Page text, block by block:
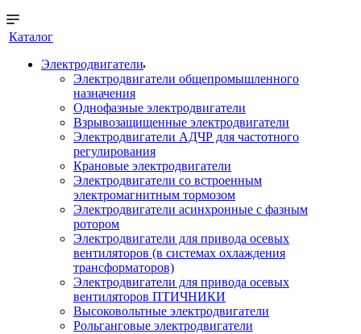
Каталог
Электродвигатели
Электродвигатели общепромышленного
назначения
Однофазные электродвигатели
Взрывозащищенные электродвигатели
Электродвигатели АДЧР для частотного
регулирования
Крановые электродвигатели
Электродвигатели со встроенным
электромагнитным тормозом
Электродвигатели асинхронные с фазным
ротором
Электродвигатели для привода осевых
вентиляторов (в системах охлаждения
трансформаторов)
Электродвигатели для привода осевых
вентиляторов ПТИЧНИКИ
Высоковольтные электродвигатели
Рольганговые электродвигатели